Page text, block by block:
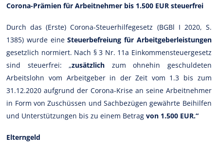
Corona-Prämien für Arbeitnehmer bis 1.500 EUR steuerfrei
Durch das (Erste) Corona-Steuerhilfegesetz (BGBl I 2020, S.
1385) wurde eineSteuerbefreiung für Arbeitgeberleistungen
gesetzlich normiert. Nach § 3 Nr. 11a Einkommensteuergesetz
sind steuerfrei: „zusätzlich zum ohnehin geschuldeten
Arbeitslohn vom Arbeitgeber in der Zeit vom 1.3 bis zum
31.12.2020 aufgrund der Corona-Krise an seine Arbeitnehmer
in Form von Zuschüssen und Sachbezügen gewährte Beihilfen
und Unterstützungen bis zu einem Betragvon 1.500 EUR.“
Elterngeld